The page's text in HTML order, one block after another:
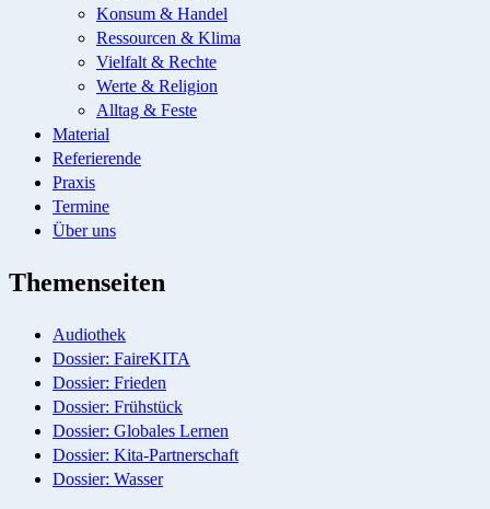
Konsum & Handel
Ressourcen & Klima
Vielfalt & Rechte
Werte & Religion
Alltag & Feste
Material
Referierende
Praxis
Termine
Über uns
Themenseiten
Audiothek
Dossier: FaireKITA
Dossier: Frieden
Dossier: Frühstück
Dossier: Globales Lernen
Dossier: Kita-Partnerschaft
Dossier: Wasser